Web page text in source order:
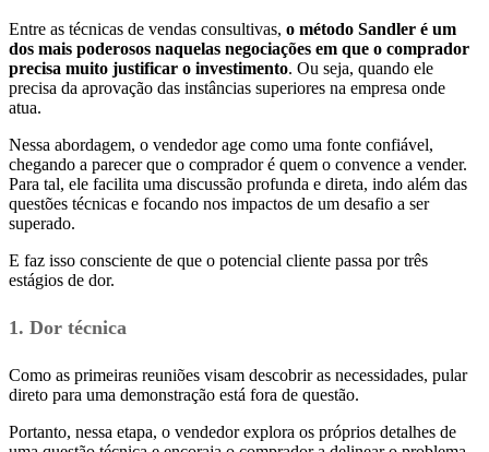
Entre as técnicas de vendas consultivas, o método Sandler é um
dos mais poderosos naquelas negociações em que o comprador
precisa muito justificar o investimento. Ou seja, quando ele
precisa da aprovação das instâncias superiores na empresa onde
atua.
Nessa abordagem, o vendedor age como uma fonte confiável,
chegando a parecer que o comprador é quem o convence a vender.
Para tal, ele facilita uma discussão profunda e direta, indo além das
questões técnicas e focando nos impactos de um desafio a ser
superado.
E faz isso consciente de que o potencial cliente passa por três
estágios de dor.
1. Dor técnica
Como as primeiras reuniões visam descobrir as necessidades, pular
direto para uma demonstração está fora de questão.
Portanto, nessa etapa, o vendedor explora os próprios detalhes de